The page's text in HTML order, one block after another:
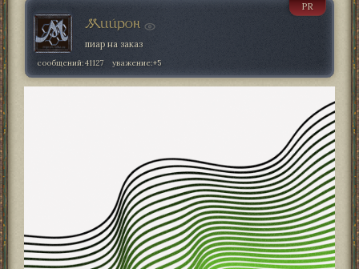
Мийрон
PR
пиар на заказ
сообщений:41127 уважение:+5